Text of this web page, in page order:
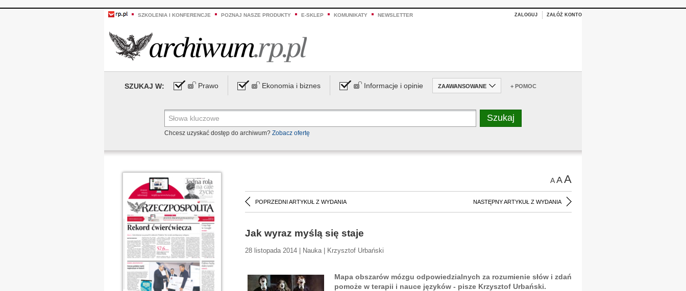
SZKOLENIA I KONFERENCJE POZNAJ NASZE PRODUKTY E-SKLEP KOMUNIKATY NEWSLETTER ZALOGUJ ZAŁÓŻ KONTO
SZUKAJ W: Prawo Ekonomia i biznes Informacje i opinie ZAAWANSOWANE + POMOC
Chcesz uzyskać dostęp do archiwum? Zobacz ofertę
AAA
POPRZEDNI ARTYKUŁ Z WYDANIA NASTĘPNY ARTYKUŁ Z WYDANIA
Jak wyraz myślą się staje
28 listopada 2014 | Nauka | Krzysztof Urbański
Mapa obszarów mózgu odpowiedzialnych za rozumienie słów i zdań
pomoże w terapii i nauce języków - pisze Krzysztof Urbański.